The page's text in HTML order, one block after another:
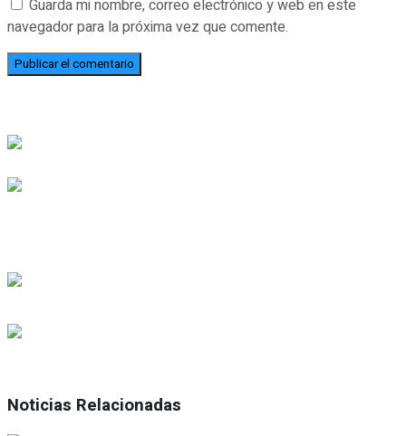
Guarda mi nombre, correo electrónico y web en este
navegador para la próxima vez que comente.
Noticias Relacionadas